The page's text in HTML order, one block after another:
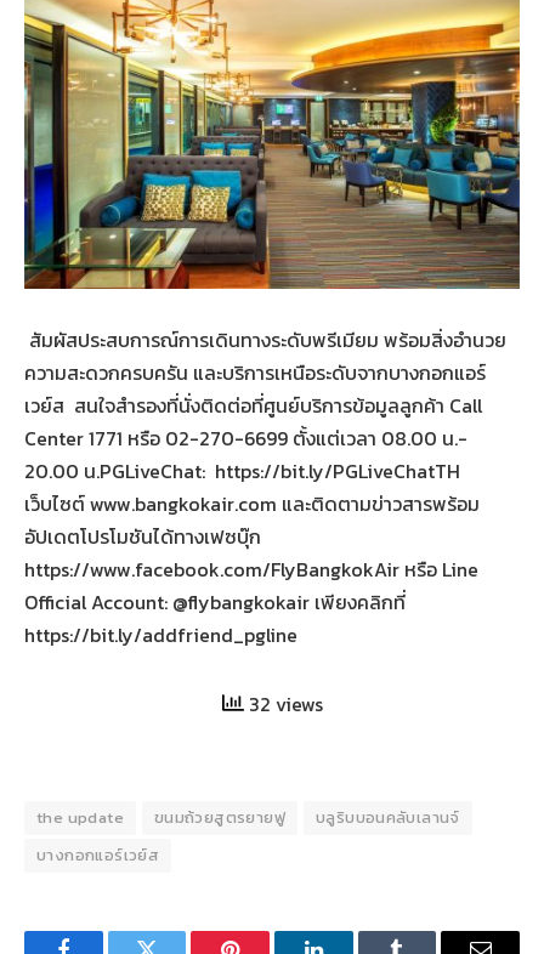
สัมผัสประสบการณ์การเดินทางระดับพรีเมียม พร้อมสิ่งอำนวย
ความสะดวกครบครัน และบริการเหนือระดับจากบางกอกแอร์
เวย์ส สนใจสำรองที่นั่งติดต่อที่ศูนย์บริการข้อมูลลูกค้า Call
Center 1771 หรือ 02-270-6699 ตั้งแต่เวลา 08.00 น.-
20.00 น.PGLiveChat: https://bit.ly/PGLiveChatTH
เว็บไซต์ www.bangkokair.com และติดตามข่าวสารพร้อม
อัปเดตโปรโมชันได้ทางเฟซบุ๊ก
https://www.facebook.com/FlyBangkokAir หรือ Line
Official Account: @flybangkokair เพียงคลิกที่
https://bit.ly/addfriend_pgline
32 views
the update ขนมถ้วยสูตรยายฟู
บลูริบบอนคลับเลานจ์
บางกอกแอร์เวย์ส